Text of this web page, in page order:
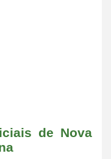
de Nova